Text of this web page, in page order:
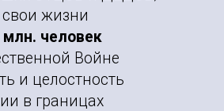
жизни
млн. человек
Войне
и целостность
в границах